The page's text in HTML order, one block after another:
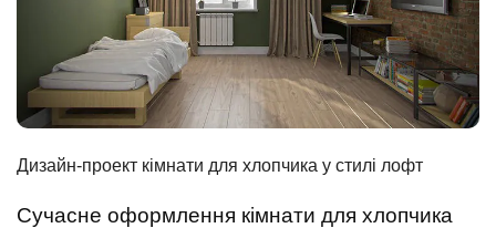
Дизайн-проект кімнати для хлопчика у стилі лофт
Сучасне оформлення кімнати для хлопчика